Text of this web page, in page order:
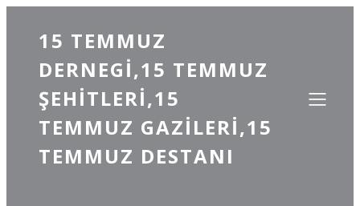
15 TEMMUZ
DERNEGI,15 TEMMUZ
ŞEHITLERI,15
TEMMUZ GAZILERI,15
TEMMUZ DESTANI